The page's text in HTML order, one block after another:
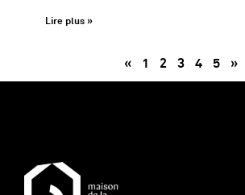
Lire plus »
« 1 2 3 4 5 »